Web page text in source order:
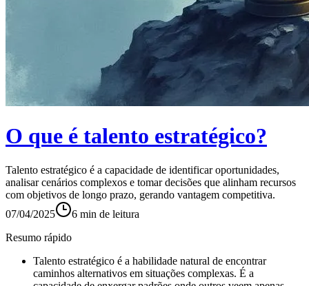
O que é talento estratégico?
Talento estratégico é a capacidade de identificar oportunidades,
analisar cenários complexos e tomar decisões que alinham recursos
com objetivos de longo prazo, gerando vantagem competitiva.
07/04/2025
6 min de leitura
Resumo rápido
Talento estratégico é a habilidade natural de encontrar
caminhos alternativos em situações complexas. É a